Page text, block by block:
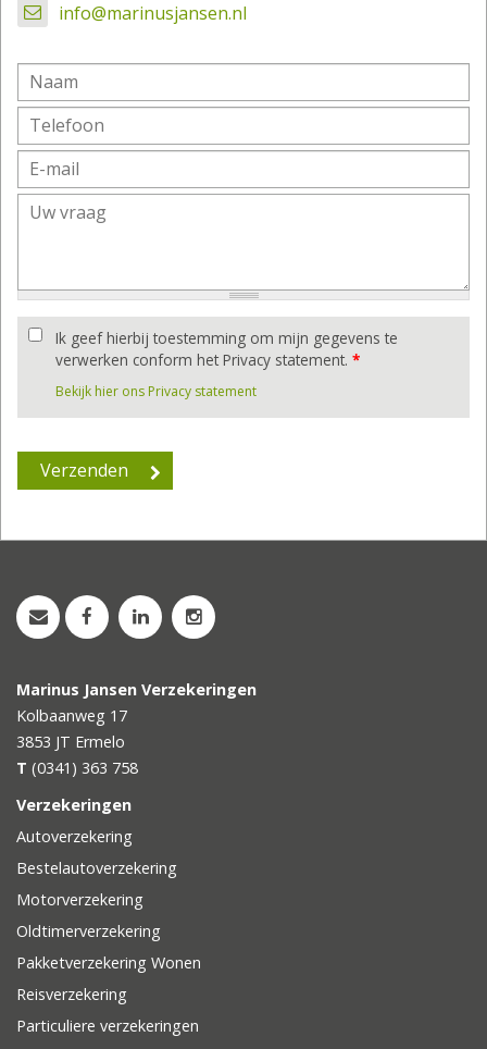
info@marinusjansen.nl
Ik geef hierbij toestemming om mijn gegevens te
verwerken conform het Privacy statement. *
Bekijk hier ons Privacy statement
Marinus Jansen Verzekeringen
Kolbaanweg 17
3853 JT Ermelo
T (0341) 363 758
Verzekeringen
Autoverzekering
Bestelautoverzekering
Motorverzekering
Oldtimerverzekering
Pakketverzekering Wonen
Reisverzekering
Particuliere verzekeringen